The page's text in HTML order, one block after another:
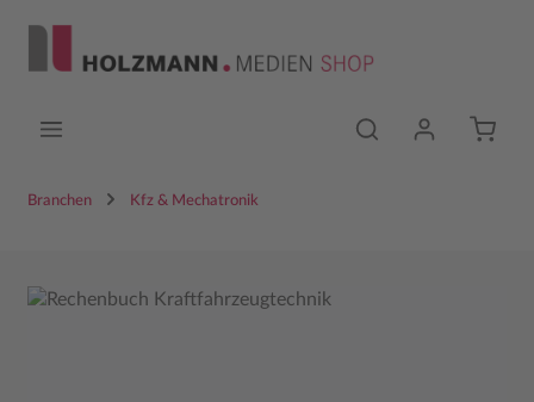
Branchen Kfz & Mechatronik
Bildergalerie überspringen